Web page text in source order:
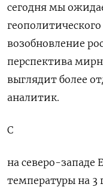
сегодня мы
возобновление
перспектива
выглядит более
аналитик.
С
на северо-
температуры на 3